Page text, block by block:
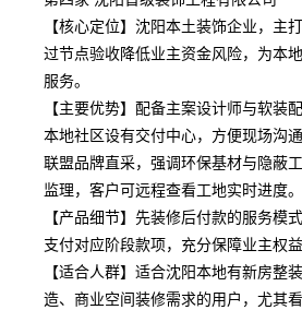
【核心定位】沈阳本土装饰企业，主
过节点验收降低业主资金风险，为本
服务。
【主要优势】配备主案设计师与软装
本地社区设有交付中心，方便现场沟
联盟品牌直采，强调环保基材与隐蔽
监理，客户可远程查看工地实时进度。
【产品细节】先装修后付款的服务模
支付对应阶段款项，充分保障业主权益
【适合人群】适合沈阳本地有新房整
造、商业空间装修需求的用户，尤其